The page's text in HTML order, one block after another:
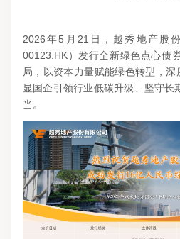
2026年5月21日，越秀地产股
00123.HK）发行全新绿色点心债
局，以资本力量赋能绿色转型，深
显国企引领行业低碳升级、坚守长
当。